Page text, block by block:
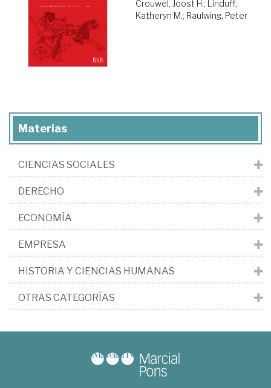
Crouwel, Joost H.; Linduff,
Katheryn M.; Raulwing, Peter
Materias
CIENCIAS SOCIALES
DERECHO
ECONOMÍA
EMPRESA
HISTORIA Y CIENCIAS HUMANAS
OTRAS CATEGORÍAS